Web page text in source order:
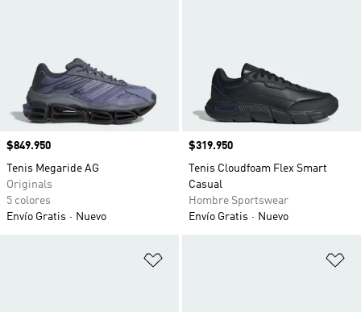
Precio
$849.950
Tenis Megaride AG
Originals
5 colores
Envío Gratis
Nuevo
Precio
$319.950
Tenis Cloudfoam Flex Smart
Casual
Hombre Sportswear
Envío Gratis
Nuevo